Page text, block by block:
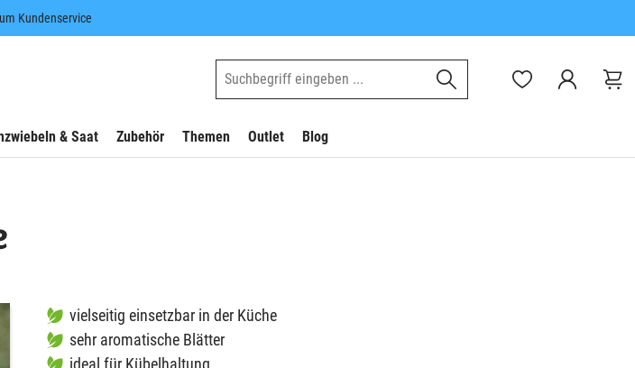
Kundenservice
& Saat Zubehör Themen Outlet Blog
vielseitig einsetzbar in der Küche
sehr aromatische Blätter
ideal für Kübelhaltung